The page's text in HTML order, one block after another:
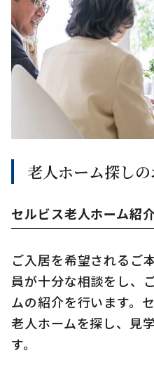
老人ホーム探し
セルビス老人ホーム紹
ご入居を希望されるご
員が十分な相談をし、
ムの紹介を行います。
老人ホームを探し、見
す。